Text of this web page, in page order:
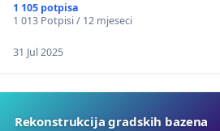
1 105 potpisa
1 013 Potpisi / 12 mjeseci
31 Jul 2025
Rekonstrukcija gradskih bazena